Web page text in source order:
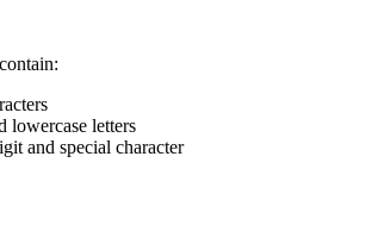
lowercase letters
and special character